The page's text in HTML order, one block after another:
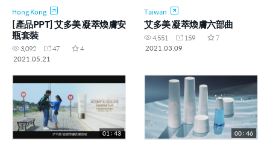
Hong Kong
[產品PPT] 艾多美 凝萃煥膚安
瓶套裝
3,092 47
4
2021.05.21
Taiwan
艾多美 凝萃煥膚六部曲
4,551 159
7
2021.03.09
01 : 43 00 : 46